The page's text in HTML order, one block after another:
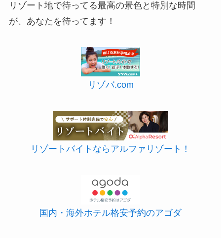
リゾート地で待ってる最高の景色と特別な時間
が、あなたを待ってます！
リゾバ.com
リゾートバイトならアルファリゾート！
国内・海外ホテル格安予約のアゴダ